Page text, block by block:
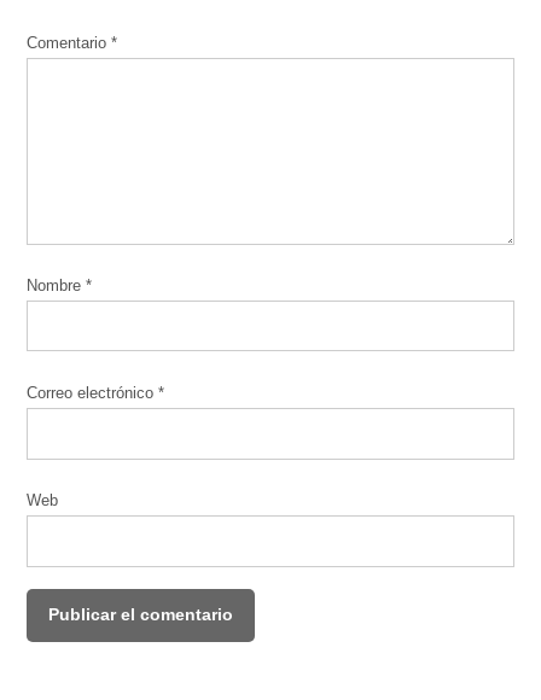
Comentario*
Nombre*
Correo electrónico*
Web